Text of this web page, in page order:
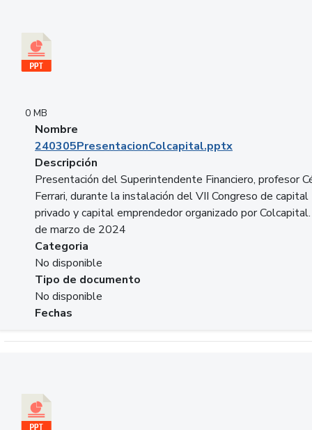
0 MB
Nombre
240305PresentacionColcapital.pptx
Descripción
Presentación del Superintendente Financiero, profesor
Ferrari, durante la instalación del VII Congreso de capital
privado y capital emprendedor organizado por
de marzo de 2024
Categoria
No disponible
Tipo de documento
No disponible
Fechas